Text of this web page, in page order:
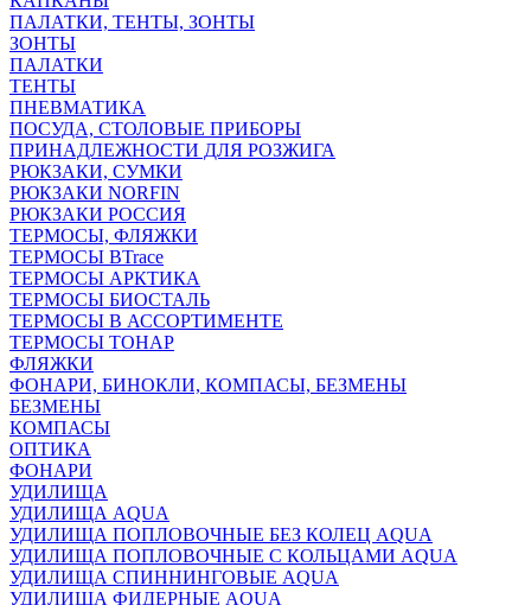
ПАЛАТКИ, ТЕНТЫ, ЗОНТЫ
ЗОНТЫ
ПАЛАТКИ
ТЕНТЫ
ПНЕВМАТИКА
ПОСУДА, СТОЛОВЫЕ ПРИБОРЫ
ПРИНАДЛЕЖНОСТИ ДЛЯ РОЗЖИГА
РЮКЗАКИ, СУМКИ
РЮКЗАКИ NORFIN
РЮКЗАКИ РОССИЯ
ТЕРМОСЫ, ФЛЯЖКИ
ТЕРМОСЫ BTrace
ТЕРМОСЫ АРКТИКА
ТЕРМОСЫ БИОСТАЛЬ
ТЕРМОСЫ В АССОРТИМЕНТЕ
ТЕРМОСЫ ТОНАР
ФЛЯЖКИ
ФОНАРИ, БИНОКЛИ, КОМПАСЫ, БЕЗМЕНЫ
БЕЗМЕНЫ
КОМПАСЫ
ОПТИКА
ФОНАРИ
УДИЛИЩА
УДИЛИЩА AQUA
УДИЛИЩА ПОПЛОВОЧНЫЕ БЕЗ КОЛЕЦ AQUA
УДИЛИЩА ПОПЛОВОЧНЫЕ С КОЛЬЦАМИ AQUA
УДИЛИЩА СПИННИНГОВЫЕ AQUA
УДИЛИЩА ФИДЕРНЫЕ AQUA